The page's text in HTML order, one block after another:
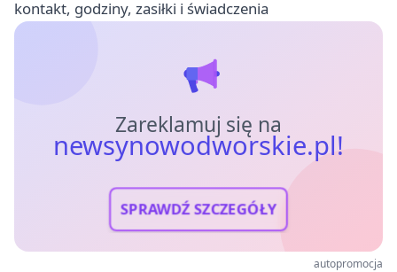
kontakt, godziny, zasiłki i świadczenia
Zareklamuj się na
newsynowodworskie.pl!
SPRAWDŹ SZCZEGÓŁY
autopromocja